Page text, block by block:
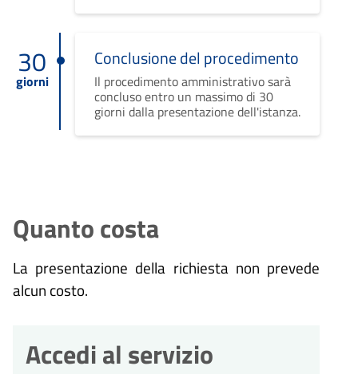
30
giorni
Conclusione del procedimento
Il procedimento amministrativo sarà
concluso entro un massimo di 30
giorni dalla presentazione dell'istanza.
Quanto costa
La presentazione della richiesta non prevede
alcun costo.
Accedi al servizio